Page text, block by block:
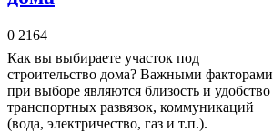
0 2164
Как вы выбираете участок под
строительство дома? Важными факторами
при выборе являются близость и удобство
транспортных развязок, коммуникаций
(вода, электричество, газ и т.п.).